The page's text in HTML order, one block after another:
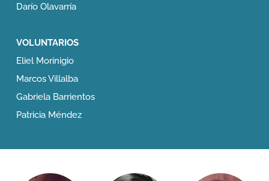
Darío Olavarría
VOLUNTARIOS
Eliel Morinigio
Marcos Villalba
Gabriela Barrientos
Patricia Méndez